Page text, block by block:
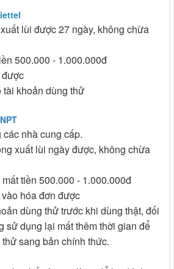
lùi được 27 ngày, không chừa
500.000 - 1.000.000đ
tài khoản dùng thử
nhà cung cấp.
xuất lùi ngày được, không chừa
tiền 500.000 - 1.000.000đ
hóa đơn được
dùng thử trước khi dùng thật, đối
sử dụng lại mất thêm thời gian để
sang bản chính thức.